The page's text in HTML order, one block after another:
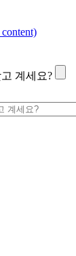
계세요?